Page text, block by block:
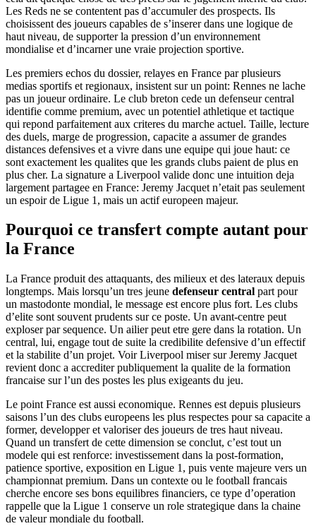
Les Reds ne se contentent pas d’accumuler des prospects. Ils
choisissent des joueurs capables de s’inserer dans une logique de
haut niveau, de supporter la pression d’un environnement
mondialise et d’incarner une vraie projection sportive.
Les premiers echos du dossier, relayes en France par plusieurs
medias sportifs et regionaux, insistent sur un point: Rennes ne lache
pas un joueur ordinaire. Le club breton cede un defenseur central
identifie comme premium, avec un potentiel athletique et tactique
qui repond parfaitement aux criteres du marche actuel. Taille, lecture
des duels, marge de progression, capacite a assumer de grandes
distances defensives et a vivre dans une equipe qui joue haut: ce
sont exactement les qualites que les grands clubs paient de plus en
plus cher. La signature a Liverpool valide donc une intuition deja
largement partagee en France: Jeremy Jacquet n’etait pas seulement
un espoir de Ligue 1, mais un actif europeen majeur.
Pourquoi ce transfert compte autant pour
la France
La France produit des attaquants, des milieux et des lateraux depuis
longtemps. Mais lorsqu’un tres jeune defenseur central part pour
un mastodonte mondial, le message est encore plus fort. Les clubs
d’elite sont souvent prudents sur ce poste. Un avant-centre peut
exploser par sequence. Un ailier peut etre gere dans la rotation. Un
central, lui, engage tout de suite la credibilite defensive d’un effectif
et la stabilite d’un projet. Voir Liverpool miser sur Jeremy Jacquet
revient donc a accrediter publiquement la qualite de la formation
francaise sur l’un des postes les plus exigeants du jeu.
Le point France est aussi economique. Rennes est depuis plusieurs
saisons l’un des clubs europeens les plus respectes pour sa capacite a
former, developper et valoriser des joueurs de tres haut niveau.
Quand un transfert de cette dimension se conclut, c’est tout un
modele qui est renforce: investissement dans la post-formation,
patience sportive, exposition en Ligue 1, puis vente majeure vers un
championnat premium. Dans un contexte ou le football francais
cherche encore ses bons equilibres financiers, ce type d’operation
rappelle que la Ligue 1 conserve un role strategique dans la chaine
de valeur mondiale du football.